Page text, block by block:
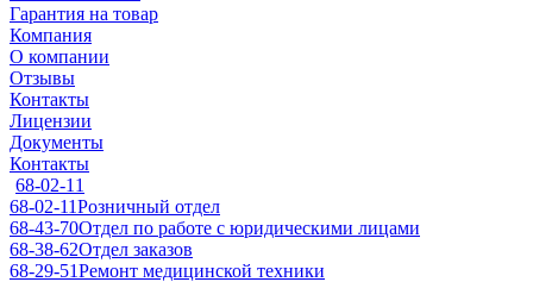
Гарантия на товар
Компания
О компании
Отзывы
Контакты
Лицензии
Документы
Контакты
68-02-11
68-02-11Розничный отдел
68-43-70Отдел по работе с юридическими лицами
68-38-62Отдел заказов
68-29-51Ремонт медицинской техники